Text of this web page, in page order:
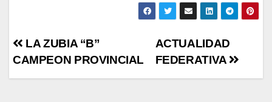
Navegación
de
ACTUALIDAD
FEDERATIVA
LA ZUBIA “B”
CAMPEON PROVINCIAL